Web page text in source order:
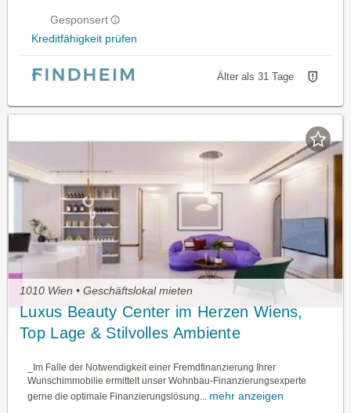
Gesponsert
Kreditfähigkeit prüfen
Älter als 31 Tage
1010 Wien • Geschäftslokal mieten
Luxus Beauty Center im Herzen Wiens,
Top Lage & Stilvolles Ambiente
_Im Falle der Notwendigkeit einer Fremdfinanzierung Ihrer
Wunschimmobilie ermittelt unser Wohnbau-Finanzierungsexperte
gerne die optimale Finanzierungslösung... mehr anzeigen